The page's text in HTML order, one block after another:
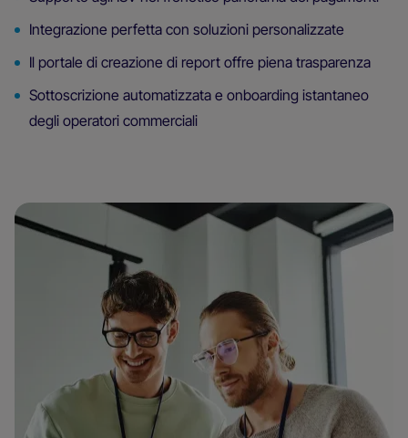
Integrazione perfetta con soluzioni personalizzate
Il portale di creazione di report offre piena trasparenza
Sottoscrizione automatizzata e onboarding istantaneo
degli operatori commerciali